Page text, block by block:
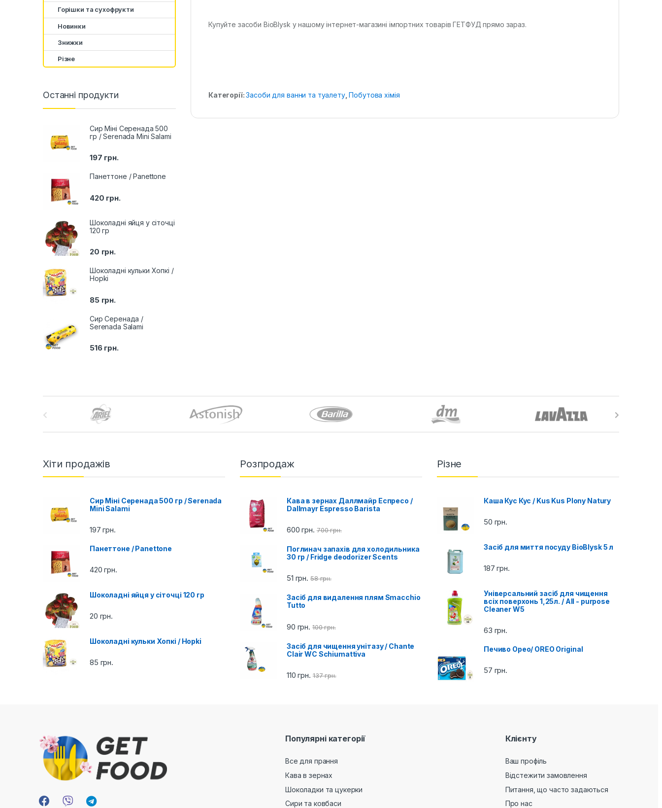
Купуйте засоби BioBlysk у нашому інтернет-магазині імпортних товарів ГЕТФУД прямо зараз.
Категорії:Засоби для ванни та туалету, Побутова хімія
Горішки та сухофрукти
Новинки
Знижки
Різне
Останні продукти
Сир Міні Серенада 500
гр / Serenada Mini Salami
197 грн.
Панеттоне / Panettone
420 грн.
Шоколадні яйця у сіточці
120 гр
20 грн.
Шоколадні кульки Хопкі /
Hopki
85 грн.
Сир Серенада /
Serenada Salami
516 грн.
Хіти продажів
Сир Міні Серенада 500 гр / Serenada
Mini Salami
197грн.
Панеттоне / Panettone
420грн.
Шоколадні яйця у сіточці 120 гр
20 грн.
Шоколадні кульки Хопкі / Hopki
85 грн.
Розпродаж
Кава в зернах Даллмайр Еспресо /
Dallmayr Espresso Barista
600грн. 700грн.
Поглинач запахів для холодильника
30 гр / Fridge deodorizer Scents
51 грн. 58грн.
Засіб для видалення плям Smacchio
Tutto
90 грн. 100грн.
Засіб для чищення унітазу / Chante
Clair WC Schiumattiva
110грн. 137грн.
Різне
Каша Кус Кус / Kus Kus Plony Natury
50 грн.
Засіб для миття посуду BioBlysk 5 л
187грн.
Універсальний засіб для чищення
всіх поверхонь 1,25л. / All - purpose
Cleaner W5
63 грн.
Печиво Орео/ OREO Original
57 грн.
Популярні категорії
Все для прання
Кава в зернах
Шоколадки та цукерки
Сири та ковбаси
Клієнту
Ваш профіль
Відстежити замовлення
Питання, що часто задаються
Про нас